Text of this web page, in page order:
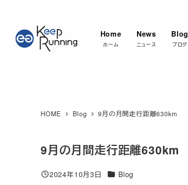
Home
ホーム
News
ニュース
Blog
ブログ
HOME Blog 9月の月間走行距離630km
9月の月間走行距離630km
投稿日
2024年10月3日 カテゴリー
Blog